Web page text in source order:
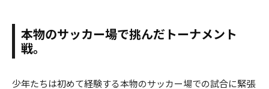
本物のサッカー場で挑んだトーナメント
戦。
少年たちは初めて経験する本物のサッカー場での試合に緊張